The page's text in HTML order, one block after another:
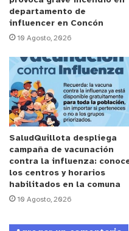
Atletismo de La
nuestro municipio
actividad; para
importante apoyar
permitan incentivar el
poder recuperar los
para todos los vecinos
Por su parte, Claudio
que “Que bueno que el
los espacios para
recreativas tanto para
por lo que los felicito
departamento de
influencer en Concón
10 Agosto, 2026
SaludQuillota despliega
campaña de vacunación
contra la influenza:
los centros y horarios
habilitados en la comuna
10 Agosto, 2026